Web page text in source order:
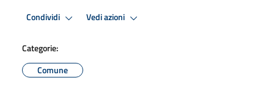
Condividi Vedi azioni
Categorie:
Comune